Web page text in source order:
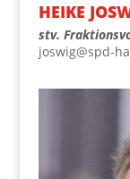
HEI­KE
stv.
joswig@spd-